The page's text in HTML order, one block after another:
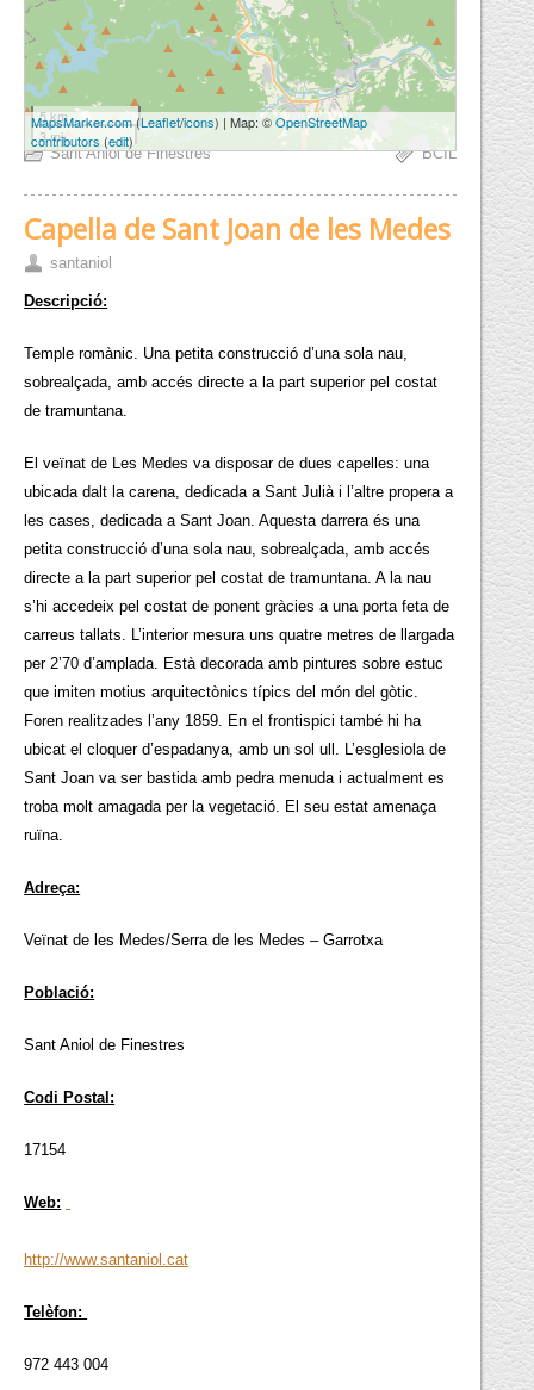
5 km
3 mi
MapsMarker.com(Leaflet/icons) | Map: ©OpenStreetMap
contributors (edit)
Sant Aniol de Finestres BCIL
Capella de Sant Joan de les Medes
santaniol
Descripció:
Temple romànic. Una petita construcció d’una sola nau,
sobrealçada, amb accés directe a la part superior pel costat
de tramuntana.
El veïnat de Les Medes va disposar de dues capelles: una
ubicada dalt la carena, dedicada a Sant Julià i l’altre propera a
les cases, dedicada a Sant Joan. Aquesta darrera és una
petita construcció d’una sola nau, sobrealçada, amb accés
directe a la part superior pel costat de tramuntana. A la nau
s’hi accedeix pel costat de ponent gràcies a una porta feta de
carreus tallats. L’interior mesura uns quatre metres de llargada
per 2’70 d’amplada. Està decorada amb pintures sobre estuc
que imiten motius arquitectònics típics del món del gòtic.
Foren realitzades l’any 1859. En el frontispici també hi ha
ubicat el cloquer d’espadanya, amb un sol ull. L’esglesiola de
Sant Joan va ser bastida amb pedra menuda i actualment es
troba molt amagada per la vegetació. El seu estat amenaça
ruïna.
Adreça:
Veïnat de les Medes/Serra de les Medes – Garrotxa
Població:
Sant Aniol de Finestres
Codi Postal:
17154
Web:
http://www.santaniol.cat
Telèfon:
972 443 004